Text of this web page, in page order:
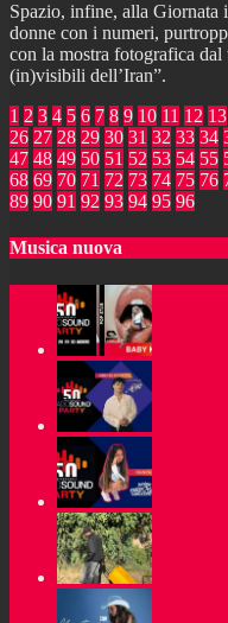
Spazio, infine, alla Giornata
donne con i numeri,
con la mostra fotografica
(in)visibili dell’Iran”.
1 2 3 4 5 6 7 8 9 10 11 12 13
26 27 28 29 30 31 32 33 34
47 48 49 50 51 52 53 54 55
68 69 70 71 72 73 74 75 76
89 90 91 92 93 94 95 96
Musica nuova